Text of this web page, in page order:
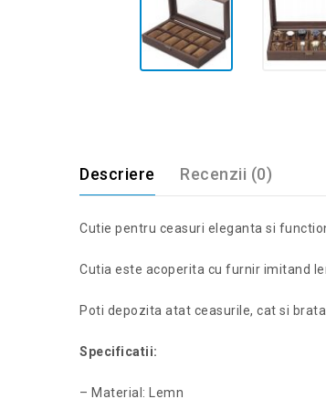
Descriere Recenzii (0)
Cutie pentru ceasuri eleganta si
Cutia este acoperita cu furnir imitand
Poti depozita atat ceasurile, cat si
Specificatii:
– Material: Lemn